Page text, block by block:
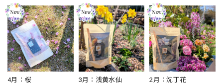
4月：桜 3月：浅黄水仙 2月：沈丁花